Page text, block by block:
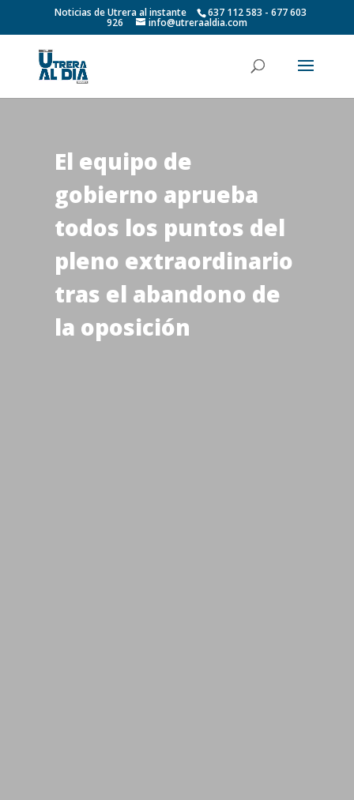
Noticias de Utrera al instante 637 112 583 - 677 603
926 info@utreraaldia.com
El equipo de
gobierno aprueba
todos los puntos del
pleno extraordinario
tras el abandono de
la oposición